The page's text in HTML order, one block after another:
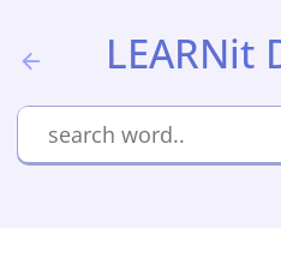
LEARNit